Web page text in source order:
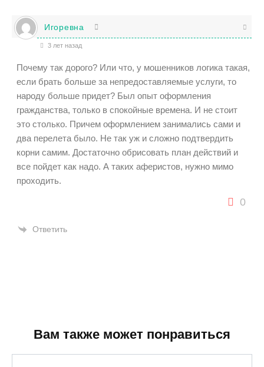
Игоревна
3 лет назад
Почему так дорого? Или что, у мошенников логика такая,
если брать больше за непредоставляемые услуги, то
народу больше придет? Был опыт оформления
гражданства, только в спокойные времена. И не стоит
это столько. Причем оформлением занимались сами и
два перелета было. Не так уж и сложно подтвердить
корни самим. Достаточно обрисовать план действий и
все пойдет как надо. А таких аферистов, нужно мимо
проходить.
0
Ответить
Вам также может понравиться